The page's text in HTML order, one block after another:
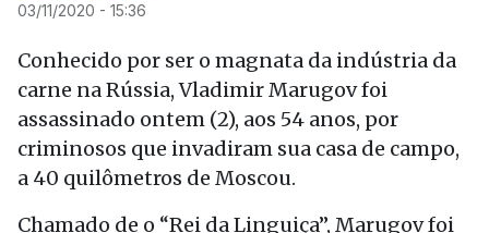
03/11/2020 - 15:36
Conhecido por ser o magnata da indústria da
carne na Rússia, Vladimir Marugov foi
assassinado ontem (2), aos 54 anos, por
criminosos que invadiram sua casa de campo,
a 40 quilômetros de Moscou.
Chamado de o “Rei da Linguiça”, Marugov foi